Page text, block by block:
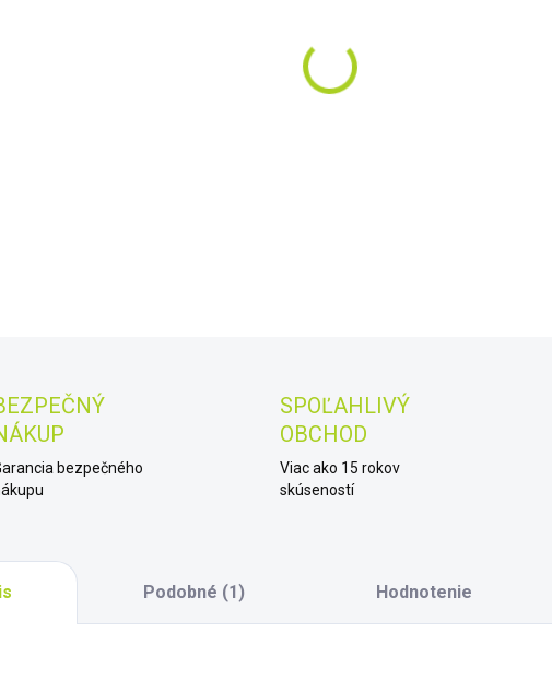
bezpečného
SPOĽAHLIVÝ
OBCHOD
Viac ako 15 rokov
skúseností
Podobné (1) Hodnotenie